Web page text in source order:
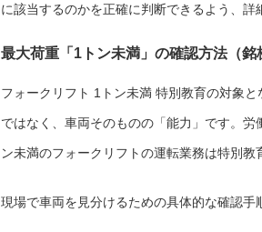
に該当するのかを正確に判断できるよう、詳
最大荷重「1トン未満」の確認方法（銘
フォークリフト 1トン未満 特別教育の対象
ではなく、車両そのものの「能力」です。
ン未満のフォークリフトの運転業務は特別教
現場で車両を見分けるための具体的な確認手